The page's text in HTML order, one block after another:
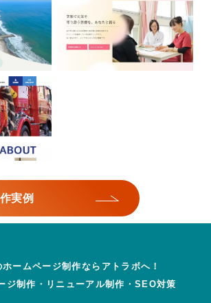
実例
ームページ制作ならアトラボへ！
ジ制作・リニューアル制作・SEO対策